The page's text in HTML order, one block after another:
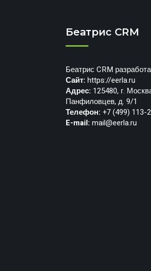
Беатрис CRM
Беатрис CRM
Сайт: https://eerla.ru
Адрес: 125480, г.
Панфиловцев, д. 9/1
Телефон: +7 (499) 113-
E-mail: mail@eerla.ru